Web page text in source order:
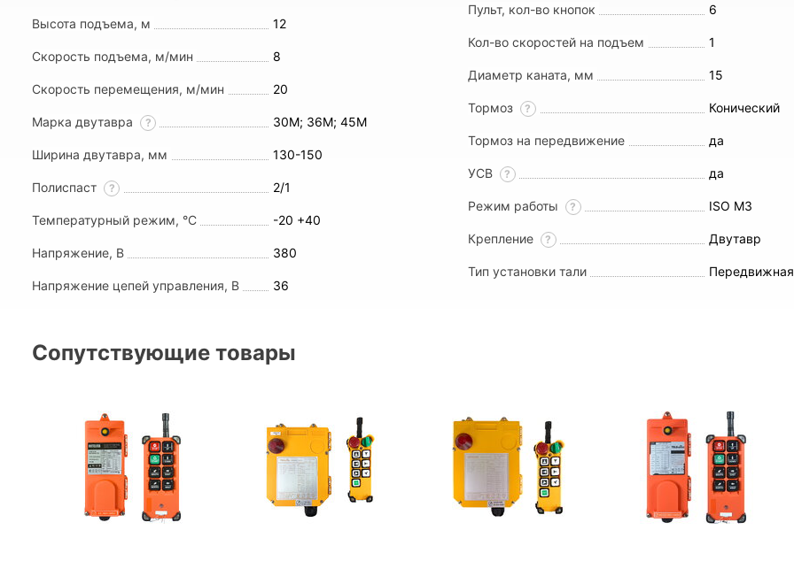
Высота подъема, м 12
Скорость подъема, м/мин 8
Скорость перемещения, м/мин 20
Марка двутавра ? 30М; 36М; 45М
Ширина двутавра, мм 130-150
Полиспаст ? 2/1
Температурный режим, °С -20 +40
Напряжение, В 380
Напряжение цепей управления, В 36
Пульт, кол-во кнопок 6
Кол-во скоростей на подъем 1
Диаметр каната, мм 15
Тормоз ? Конический
Тормоз на передвижение да
УСВ ? да
Режим работы ? ISO M3
Крепление ? Двутавр
Тип установки тали Передвижная
Сопутствующие товары